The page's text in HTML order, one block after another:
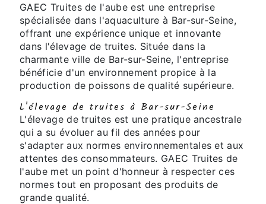
GAEC Truites de l'aube est une entreprise
spécialisée dans l'aquaculture à Bar-sur-Seine,
offrant une expérience unique et innovante
dans l'élevage de truites. Située dans la
charmante ville de Bar-sur-Seine, l'entreprise
bénéficie d'un environnement propice à la
production de poissons de qualité supérieure.
L'élevage de truites à Bar-sur-Seine
L'élevage de truites est une pratique ancestrale
qui a su évoluer au fil des années pour
s'adapter aux normes environnementales et aux
attentes des consommateurs. GAEC Truites de
l'aube met un point d'honneur à respecter ces
normes tout en proposant des produits de
grande qualité.